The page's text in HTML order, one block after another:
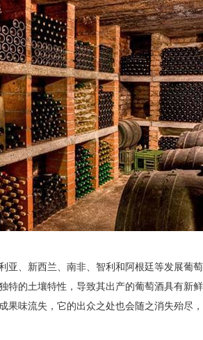
、新西兰、南非、智利和阿根廷等发展葡
特的土壤特性，导致其出产的葡萄酒具有新
果味流失，它的出众之处也会随之消失殆尽